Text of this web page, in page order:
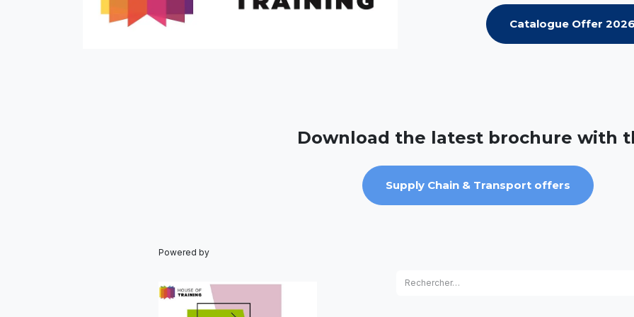
Catalogue Offer 2026
Download the latest brochure with
Supply Chain & Transport offers
Powered by